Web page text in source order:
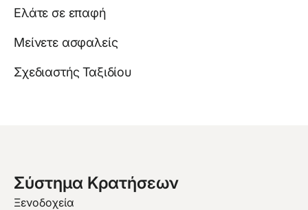
Ελάτε σε επαφή
Μείνετε ασφαλείς
Σχεδιαστής Ταξιδίου
Σύστημα Κρατήσεων
Ξενοδοχεία